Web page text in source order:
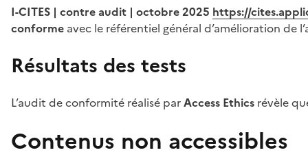
I-CITES | contre audit | octobre 2025 https://
conforme avec le référentiel général d’amélioration de
Résultats des tests
L’audit de conformité réalisé parAccess Ethics révèle
Contenus non accessibles